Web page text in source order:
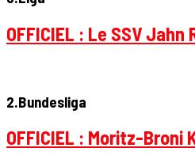
OFFICIEL : Le SSV
2.Bundesliga
OFFICIEL : Moritz-